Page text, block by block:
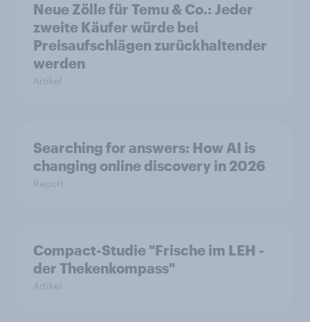
Neue Zölle für Temu & Co.: Jeder
zweite Käufer würde bei
Preisaufschlägen zurückhaltender
werden
Artikel
Searching for answers: How AI is
changing online discovery in 2026
Report
Compact-Studie "Frische im LEH -
der Thekenkompass"
Artikel